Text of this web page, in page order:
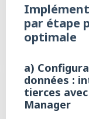
par étape
optimale
a)
données :
tierces
Manager